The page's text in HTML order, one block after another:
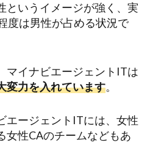
というイメージが強く、実
度は男性が占める状況で
マイナビエージェントITは
変力を入れています。
エージェントITには、女性
女性CAのチームなどもあ